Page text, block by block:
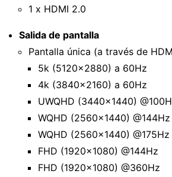
1 x HDMI 2.0
Salida de pantalla
Pantalla única (a través de
5k (5120×2880) a 60Hz
4k (3840×2160) a 60Hz
UWQHD (3440×1440)
WQHD (2560×1440) @144Hz
WQHD (2560×1440) @175Hz
FHD (1920×1080) @144Hz
FHD (1920×1080) @360Hz